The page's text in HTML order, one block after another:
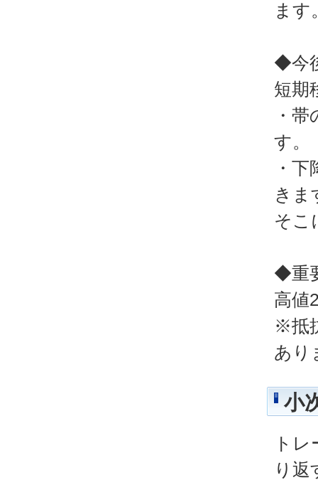
ます
◆今
短期
・
す。
・
きま
そこ
◆重
高値
※抵
あり
小
ト
り返